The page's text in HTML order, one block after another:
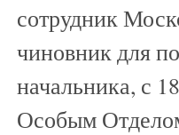
сотрудник
чиновник для
начальника, с
Особым